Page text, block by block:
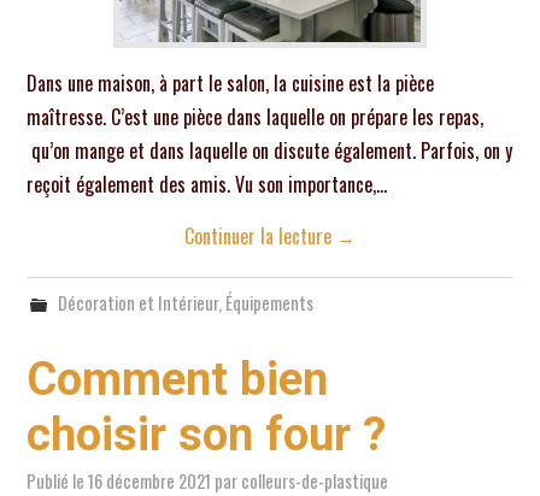
Dans une maison, à part le salon, la cuisine est la pièce
maîtresse. C’est une pièce dans laquelle on prépare les repas,
qu’on mange et dans laquelle on discute également. Parfois, on y
reçoit également des amis. Vu son importance,…
Continuer la lecture →
Décoration et Intérieur,Équipements
Comment bien
choisir son four ?
Publié le16 décembre 2021 parcolleurs-de-plastique